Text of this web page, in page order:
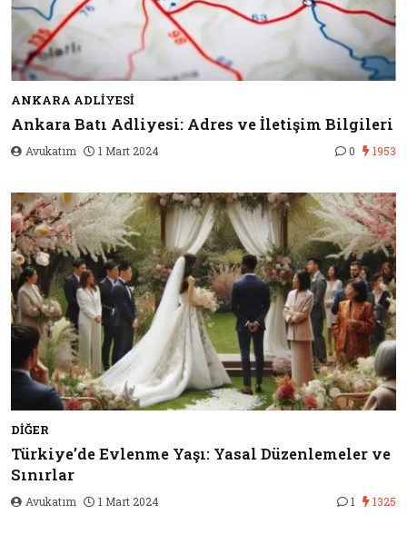
ANKARA ADLIYESI
Ankara Batı Adliyesi: Adres ve İletişim Bilgileri
Avukatım 1 Mart 2024 0 1953
DIĞER
Türkiye’de Evlenme Yaşı: Yasal Düzenlemeler ve
Sınırlar
Avukatım 1 Mart 2024 1 1325